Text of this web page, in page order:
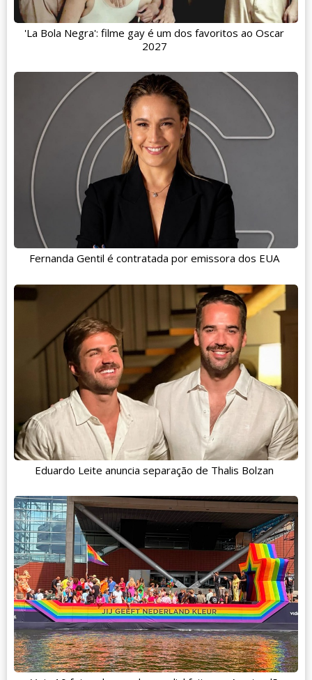
'La Bola Negra': filme gay é um dos favoritos ao Oscar
2027
Fernanda Gentil é contratada por emissora dos EUA
Eduardo Leite anuncia separação de Thalis Bolzan